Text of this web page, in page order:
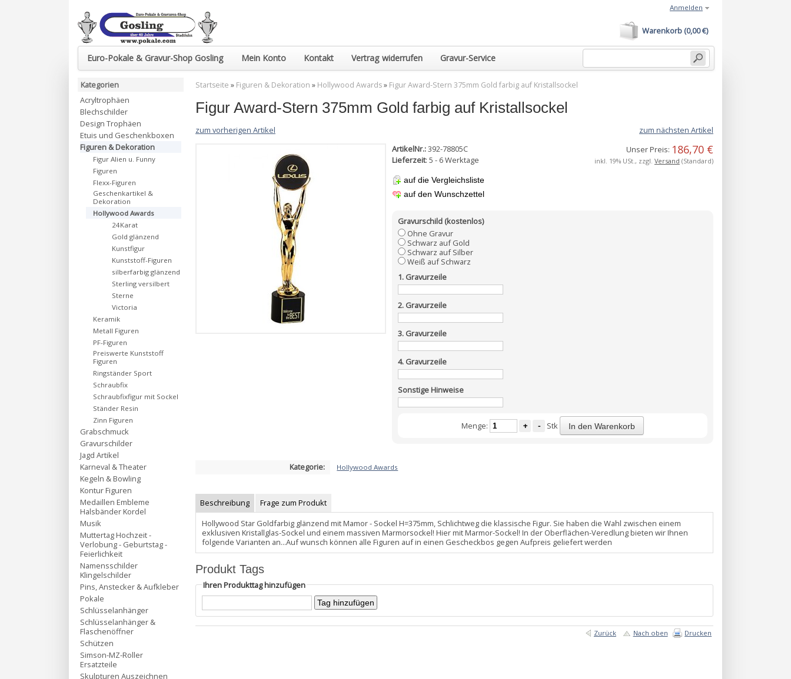
Euro-Pokale & Gravur-Shop Gosling Mein Konto Kontakt Vertrag widerrufen Gravur-Service
Warenkorb (0,00 €)
Anmelden
Startseite » Figuren & Dekoration » Hollywood Awards» Figur Award-Stern 375mm Gold farbig auf Kristallsockel
Figur Award-Stern 375mm Gold farbig auf Kristallsockel
zum vorherigen Artikel
zum nächsten Artikel
ArtikelNr.:392-78805C
Lieferzeit: 5 - 6 Werktage
auf die Vergleichsliste
auf den Wunschzettel
Unser Preis: 186,70 €
inkl. 19% USt., zzgl. Versand (Standard)
Gravurschild (kostenlos)
Ohne Gravur
Schwarz auf Gold
Schwarz auf Silber
Weiß auf Schwarz
1. Gravurzeile
2. Gravurzeile
3. Gravurzeile
4. Gravurzeile
Sonstige Hinweise
Menge: + - Stk In den Warenkorb
Kategorie: Hollywood Awards
Beschreibung
Frage zum Produkt
Hollywood Star Goldfarbig glänzend mit Mamor - Sockel H=375mm, Schlichtweg die klassische Figur. Sie haben die Wahl zwischen einem
exklusiven Kristallglas-Sockel und einem massiven Marmorsockel! Hier mit Marmor-Sockel! In der Oberflächen-Veredlung bieten wir Ihnen
folgende Varianten an...Auf wunsch können alle Figuren auf in einen Gescheckbos gegen Aufpreis geliefert werden
Produkt Tags
Ihren Produkttag hinzufügen
Zurück Nach oben Drucken
Kategorien
Acryltrophäen
Blechschilder
Design Trophäen
Etuis und Geschenkboxen
Figuren & Dekoration
Figur Alien u. Funny
Figuren
Flexx-Figuren
Geschenkartikel &
Dekoration
Hollywood Awards
24Karat
Gold glänzend
Kunstfigur
Kunststoff-Figuren
silberfarbig glänzend
Sterling versilbert
Sterne
Victoria
Keramik
Metall Figuren
PF-Figuren
Preiswerte Kunststoff
Figuren
Ringständer Sport
Schraubfix
Schraubfixfigur mit Sockel
Ständer Resin
Zinn Figuren
Grabschmuck
Gravurschilder
Jagd Artikel
Karneval & Theater
Kegeln & Bowling
Kontur Figuren
Medaillen Embleme
Halsbänder Kordel
Musik
Muttertag Hochzeit -
Verlobung - Geburtstag -
Feierlichkeit
Namensschilder
Klingelschilder
Pins, Anstecker & Aufkleber
Pokale
Schlüsselanhänger
Schlüsselanhänger &
Flaschenöffner
Schützen
Simson-MZ-Roller
Ersatzteile
Skulpturen Auszeichnen